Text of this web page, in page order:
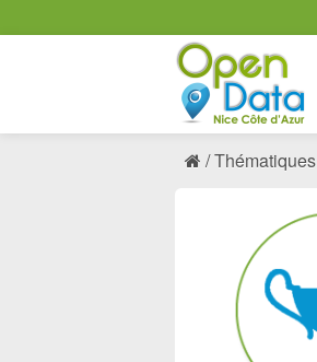
Thématiques